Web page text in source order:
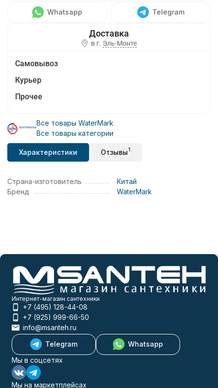
Whatsapp Telegram
в г. Эль-Монте
Самовывоз
Курьер
Прочее
Все товары WaterMark
Все товары категории
Характеристики Отзывы1
Страна-изготовитель
Китай
Бренд
WaterMark
Интернет-магазин сантехники
+7 (495) 128-44-08
+7 (925) 999-66-50
info@msanteh.ru
Telegram
Whatsapp
Мы в соцсетях
Мы на маркетплейсах